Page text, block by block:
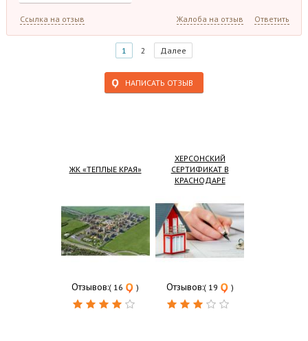
Ссылка на отзыв Жалоба на отзыв Ответить
1 2 Далее
НАПИСАТЬ ОТЗЫВ
ЖК «ТЕПЛЫЕ КРАЯ»
Отзывов:( 16 )
ХЕРСОНСКИЙ
СЕРТИФИКАТ В
КРАСНОДАРЕ
Отзывов:( 19 )